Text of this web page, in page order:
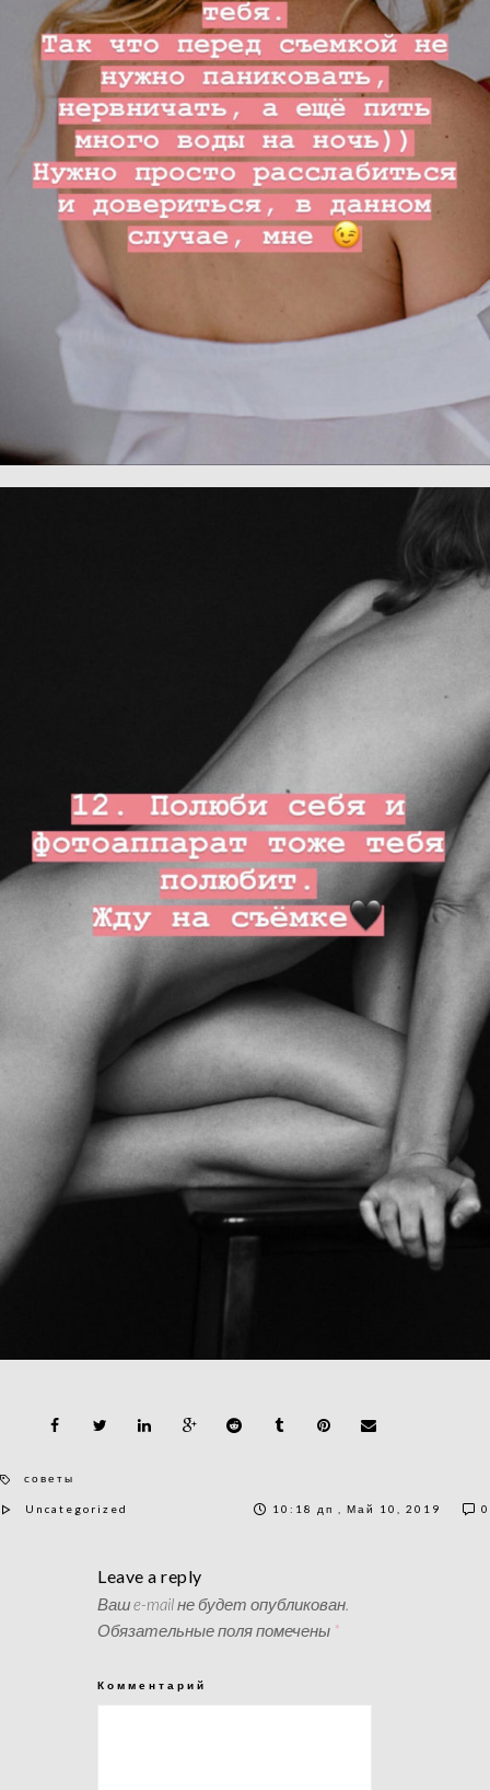
советы
Uncategorized 10:18 дп , Май 10, 2019 0
Leave a reply
Ваш e-mail не будет опубликован.
Обязательные поля помечены *
Комментарий